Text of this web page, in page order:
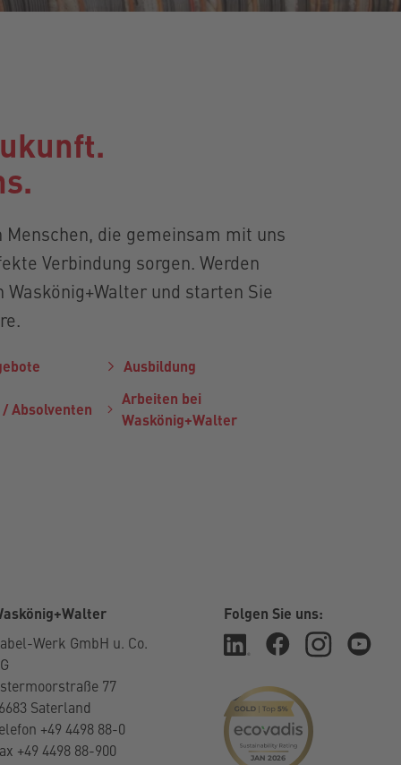
Menschen, die gemeinsam mit uns
Verbindung sorgen. Werden
Waskönig+Walter und starten Sie
Ausbildung
Absolventen
Arbeiten bei
Waskönig+Walter
Werk GmbH u. Co.
77
Saterland
+49 4498 88-0
+49 4498 88-900
Folgen Sie uns: